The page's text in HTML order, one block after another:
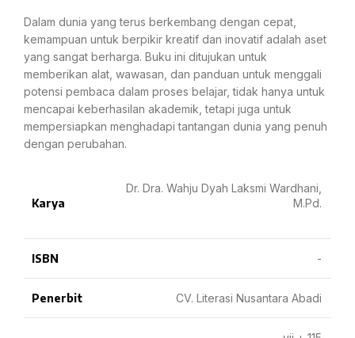
Dalam dunia yang terus berkembang dengan cepat,
kemampuan untuk berpikir kreatif dan inovatif adalah aset
yang sangat berharga. Buku ini ditujukan untuk
memberikan alat, wawasan, dan panduan untuk menggali
potensi pembaca dalam proses belajar, tidak hanya untuk
mencapai keberhasilan akademik, tetapi juga untuk
mempersiapkan menghadapi tantangan dunia yang penuh
dengan perubahan.
Karya
Dr. Dra. Wahju Dyah Laksmi Wardhani,
M.Pd.
ISBN -
Penerbit CV. Literasi Nusantara Abadi